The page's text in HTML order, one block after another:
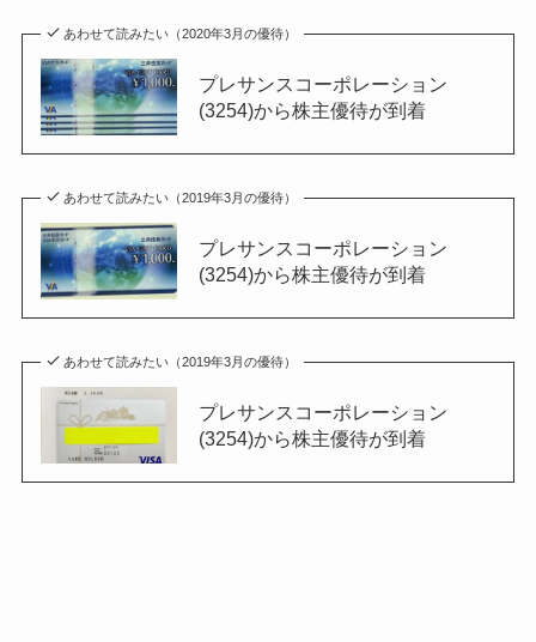
あわせて読みたい（2020年3月の優待）
プレサンスコーポレーション
(3254)から株主優待が到着
あわせて読みたい（2019年3月の優待）
プレサンスコーポレーション
(3254)から株主優待が到着
あわせて読みたい（2019年3月の優待）
プレサンスコーポレーション
(3254)から株主優待が到着